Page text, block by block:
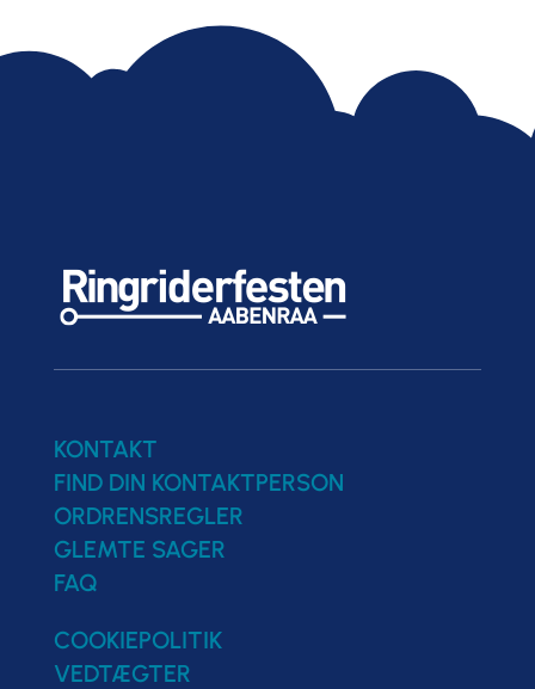
KONTAKT
FIND DIN KONTAKTPERSON
ORDRENSREGLER
GLEMTE SAGER
FAQ
COOKIEPOLITIK
VEDTÆGTER